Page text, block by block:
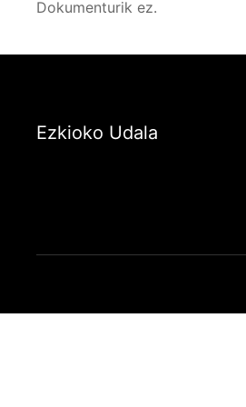
Dokumenturik ez.
Ezkioko Udala